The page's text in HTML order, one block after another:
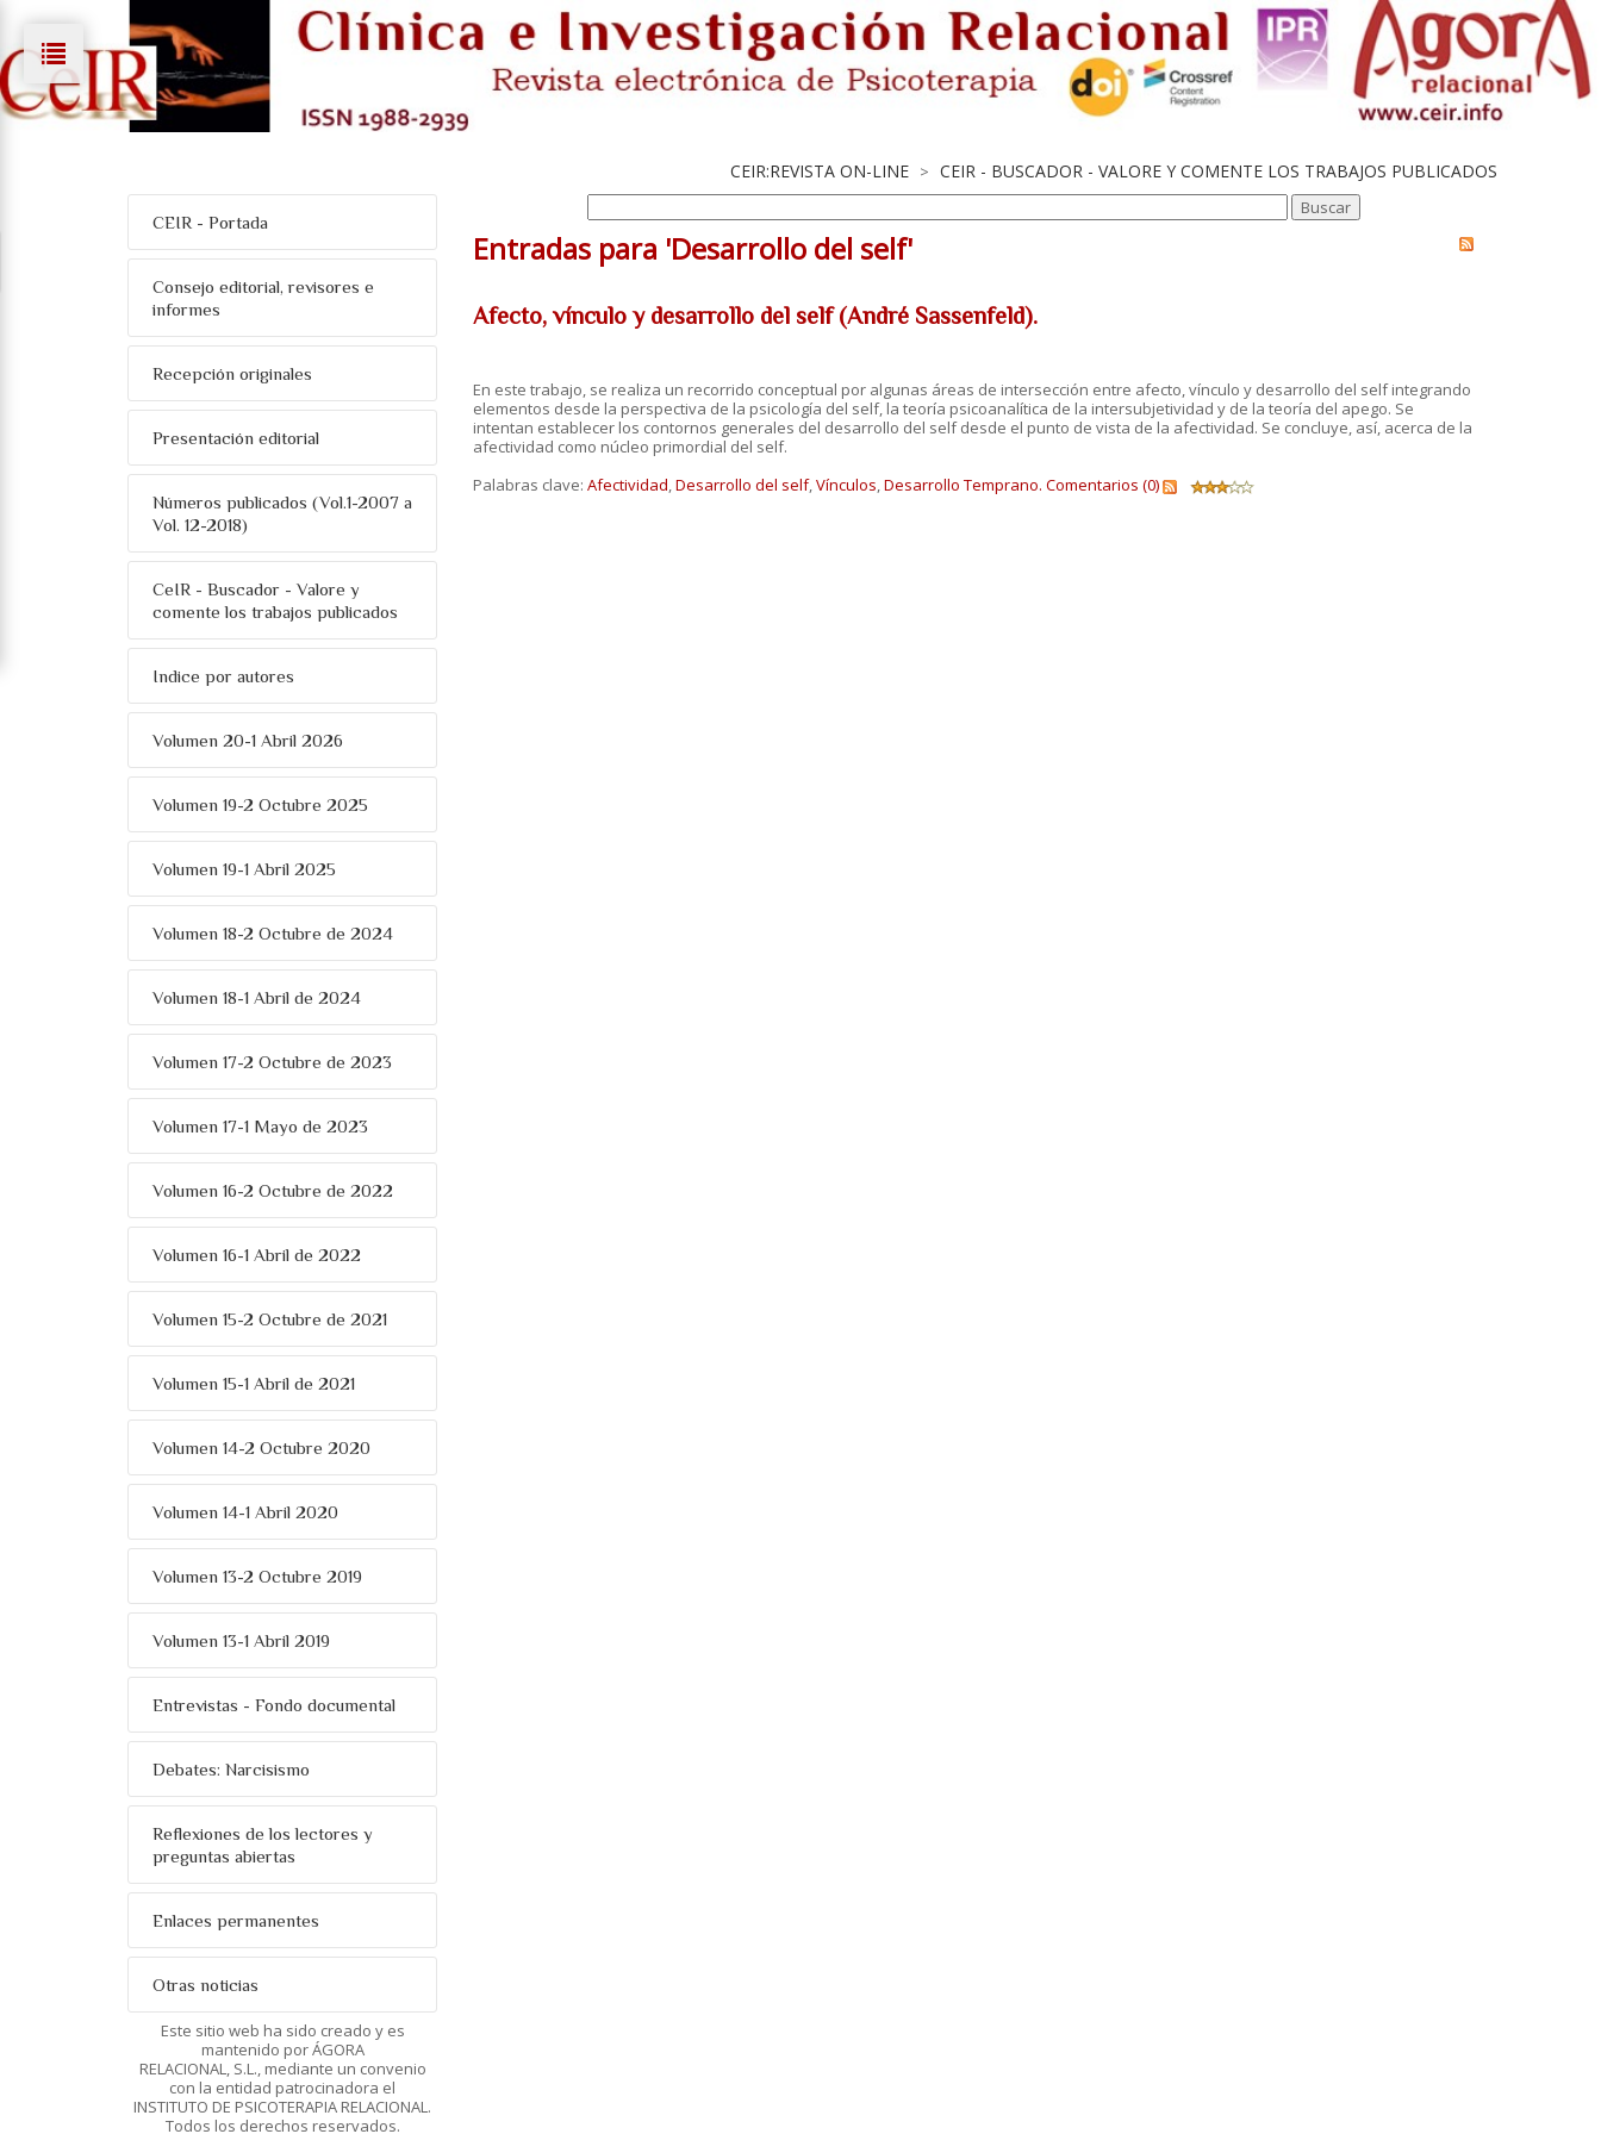
CEIR:REVISTA ON-LINE > CEIR - BUSCADOR - VALORE Y COMENTE LOS TRABAJOS PUBLICADOS
CEIR - Portada
Consejo editorial, revisores e
informes
Recepción originales
Presentación editorial
Números publicados (Vol.1-2007 a
Vol. 12-2018)
CeIR - Buscador - Valore y
comente los trabajos publicados
Indice por autores
Volumen 20-1 Abril 2026
Volumen 19-2 Octubre 2025
Volumen 19-1 Abril 2025
Volumen 18-2 Octubre de 2024
Volumen 18-1 Abril de 2024
Volumen 17-2 Octubre de 2023
Volumen 17-1 Mayo de 2023
Volumen 16-2 Octubre de 2022
Volumen 16-1 Abril de 2022
Volumen 15-2 Octubre de 2021
Volumen 15-1 Abril de 2021
Volumen 14-2 Octubre 2020
Volumen 14-1 Abril 2020
Volumen 13-2 Octubre 2019
Volumen 13-1 Abril 2019
Entrevistas - Fondo documental
Debates: Narcisismo
Reflexiones de los lectores y
preguntas abiertas
Enlaces permanentes
Otras noticias
Este sitio web ha sido creado y es
mantenido por ÁGORA
RELACIONAL, S.L., mediante un convenio
con la entidad patrocinadora el
INSTITUTO DE PSICOTERAPIA RELACIONAL.
Todos los derechos reservados.
Entradas para 'Desarrollo del self'
Afecto, vínculo y desarrollo del self (André Sassenfeld).
En este trabajo, se realiza un recorrido conceptual por algunas áreas de intersección entre afecto, vínculo y desarrollo del self integrando
elementos desde la perspectiva de la psicología del self, la teoría psicoanalítica de la intersubjetividad y de la teoría del apego. Se
intentan establecer los contornos generales del desarrollo del self desde el punto de vista de la afectividad. Se concluye, así, acerca de la
afectividad como núcleo primordial del self.
Palabras clave: Afectividad,Desarrollo del self,Vínculos,Desarrollo Temprano. Comentarios (0)